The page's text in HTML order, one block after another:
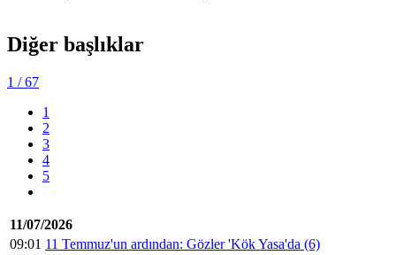
Diğer başlıklar
1 / 67
1
2
3
4
5
11/07/2026
09:01 11 Temmuz'un ardından: Gözler 'Kök Yasa'da (6)